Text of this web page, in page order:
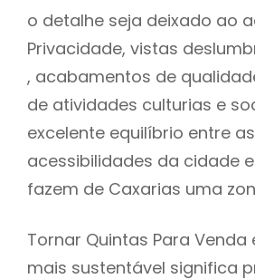
o detalhe seja deixado ao
Privacidade, vistas
, acabamentos de
de atividades culturias e
excelente equilíbrio entre as
acessibilidades da cidade
fazem de Caxarias uma
Tornar Quintas Para Venda
mais sustentável significa